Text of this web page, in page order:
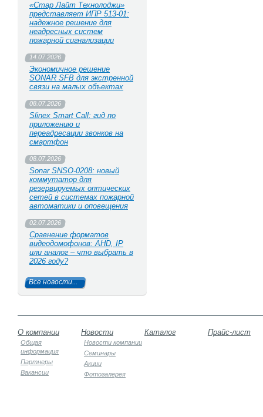
«Стар Лайт Технолоджи»
представляет ИПР 513‑01:
надежное решение для
неадресных систем
пожарной сигнализации
14.07.2026
Экономичное решение
SONAR SFB для экстренной
связи на малых объектах
08.07.2026
Slinex Smart Call: гид по
приложению и
переадресации звонков на
смартфон
08.07.2026
Sonar SNSO-0208: новый
коммутатор для
резервируемых оптических
сетей в системах пожарной
автоматики и оповещения
02.07.2026
Сравнение форматов
видеодомофонов: AHD, IP
или аналог – что выбрать в
2026 году?
Все новости...
О компании
Общая
информация
Партнеры
Вакансии
Новости
Новости компании
Семинары
Акции
Фотогалерея
Каталог Прайс-лист